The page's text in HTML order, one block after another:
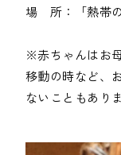
場　所：「熱帯の
※赤ちゃんはお
移動の時など、
ないこともあり